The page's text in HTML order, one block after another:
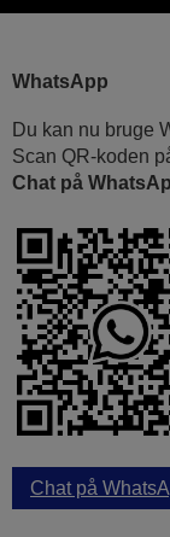
WhatsApp
Du kan nu bruge
Scan QR-koden
Chat på
Chat på